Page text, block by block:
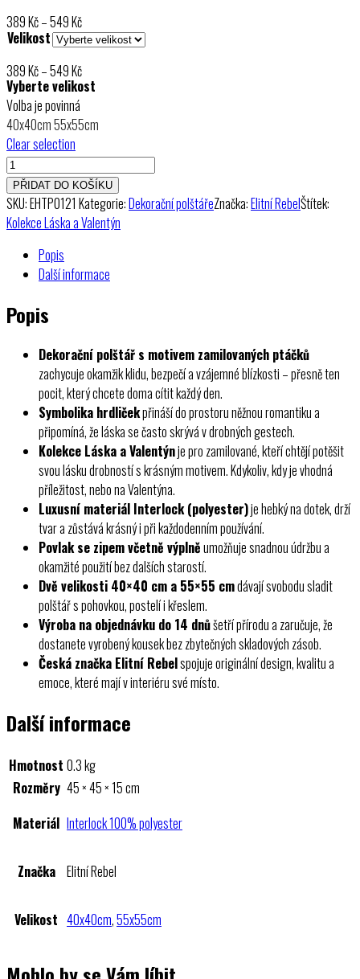
389Kč–549KčRozpětí
cen:
až
549 Kč
Velikost
389Kč–549KčRozpětí
cen:
až
Vyberte velikost
Volba je povinná
40x40cm55x55cm
Clear selection
Dekorační
polštář
Zamilovaní
ptáčkové
PŘIDAT DO KOŠÍKU
SKU:EHTP0121 Kategorie:Dekorační polštářeZnačka:Elitní RebelŠtítek:
Kolekce Láska a Valentýn
Popis
Další informace
Popis
Dekorační polštář s motivem zamilovaných ptáčků
zachycuje okamžik klidu, bezpečí a vzájemné blízkosti – přesně ten
pocit, který chcete doma cítit každý den.
Symbolika hrdličekpřináší do prostoru něžnou romantiku a
připomíná, že láska se často skrývá v drobných gestech.
Kolekce Láska a Valentýnje pro zamilované, kteří chtějí potěšit
svou lásku drobností s krásným motivem. Kdykoliv, kdy je vhodná
příležitost, nebo na Valentýna.
Luxusní materiál Interlock (polyester)je hebký na dotek, drží
tvar a zůstává krásný i při každodenním používání.
Povlak se zipem včetně výplněumožňuje snadnou údržbu a
okamžité použití bez dalších starostí.
Dvě velikosti 40×40 cm a 55×55 cmdávají svobodu sladit
polštář s pohovkou, postelí i křeslem.
Výroba na objednávku do 14 dnůšetří přírodu a zaručuje, že
dostanete vyrobený kousek bez zbytečných skladových zásob.
Česká značka Elitní Rebelspojuje originální design, kvalitu a
emoce, které mají v interiéru své místo.
Další informace
Hmotnost 0.3 kg
Rozměry 45 × 45 × 15 cm
Materiál Interlock 100% polyester
Značka Elitní Rebel
Velikost 40x40cm,55x55cm